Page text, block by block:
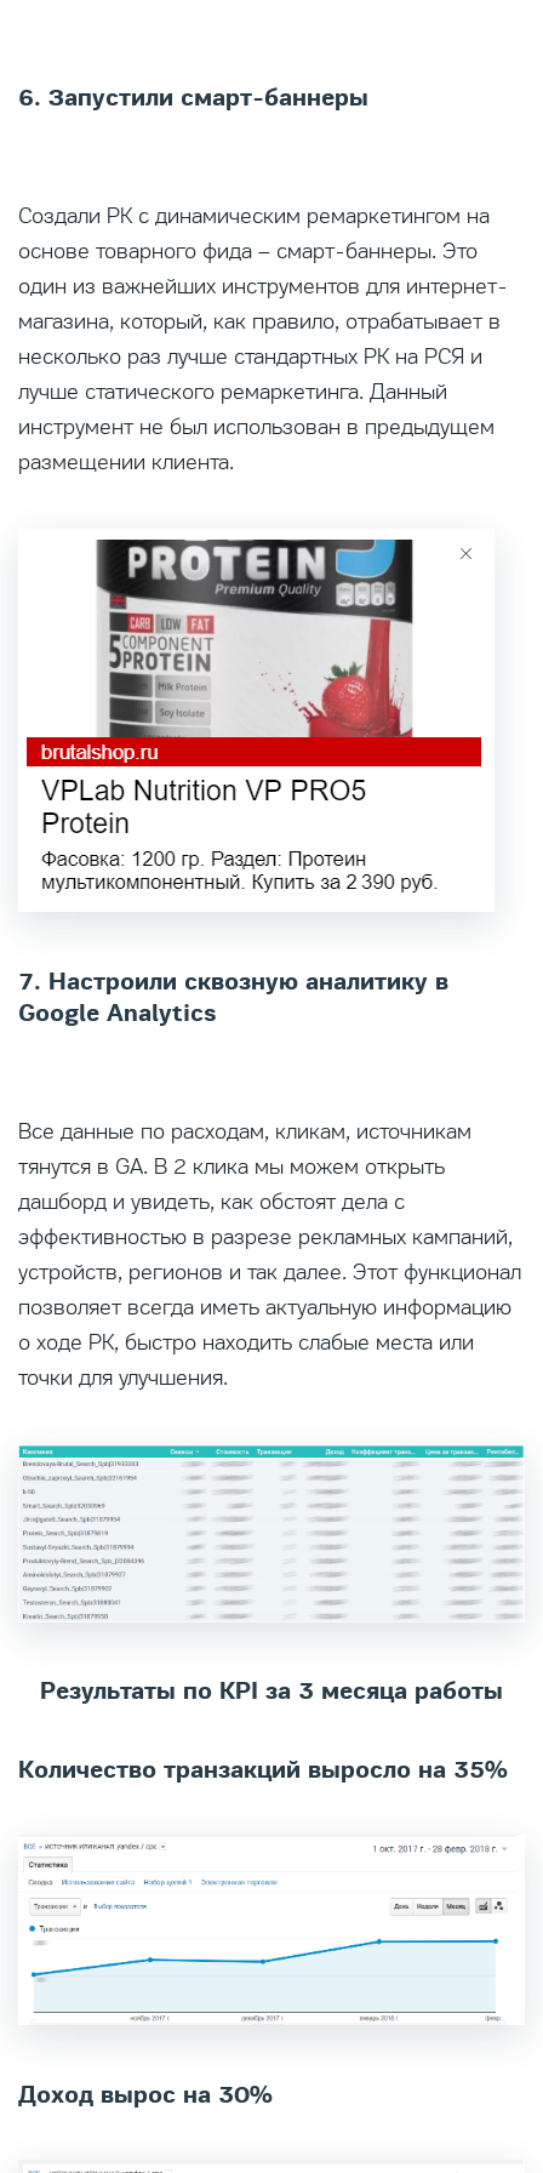
6. Запустили смарт-баннеры
Создали РК с динамическим ремаркетингом на
основе товарного фида – смарт-баннеры. Это
один из важнейших инструментов для интернет-
магазина, который, как правило, отрабатывает в
несколько раз лучше стандартных РК на РСЯ и
лучше статического ремаркетинга. Данный
инструмент не был использован в предыдущем
размещении клиента.
7. Настроили сквозную аналитику в
Google Analytics
Все данные по расходам, кликам, источникам
тянутся в GA. В 2 клика мы можем открыть
дашборд и увидеть, как обстоят дела с
эффективностью в разрезе рекламных кампаний,
устройств, регионов и так далее. Этот функционал
позволяет всегда иметь актуальную информацию
о ходе РК, быстро находить слабые места или
точки для улучшения.
Результаты по KPI за 3 месяца работы
​Количество транзакций выросло на 35%​
Доход вырос на 30%